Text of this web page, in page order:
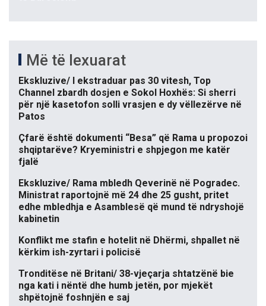
Më të lexuarat
Ekskluzive/ I ekstraduar pas 30 vitesh, Top
Channel zbardh dosjen e Sokol Hoxhës: Si sherri
për një kasetofon solli vrasjen e dy vëllezërve në
Patos
Çfarë është dokumenti “Besa” që Rama u propozoi
shqiptarëve? Kryeministri e shpjegon me katër
fjalë
Ekskluzive/ Rama mbledh Qeverinë në Pogradec.
Ministrat raportojnë më 24 dhe 25 gusht, pritet
edhe mbledhja e Asamblesë që mund të ndryshojë
kabinetin
Konflikt me stafin e hotelit në Dhërmi, shpallet në
kërkim ish-zyrtari i policisë
Tronditëse në Britani/ 38-vjeçarja shtatzënë bie
nga kati i nëntë dhe humb jetën, por mjekët
shpëtojnë foshnjën e saj